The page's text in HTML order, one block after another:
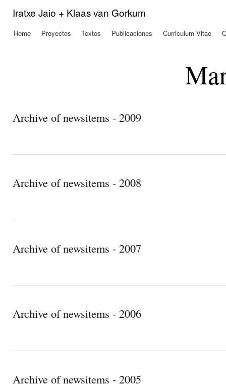
Iratxe Jaio + Klaas van Gorkum
Menú principal
Home Proyectos Textos Publicaciones Curriculum Vitae
Archive of newsitems - 2009
Archive of newsitems - 2008
Archive of newsitems - 2007
Archive of newsitems - 2006
Archive of newsitems - 2005